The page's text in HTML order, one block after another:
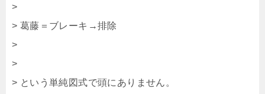
>
> 葛藤＝ブレーキ→排除
>
>
> という単純図式で頭にありません。